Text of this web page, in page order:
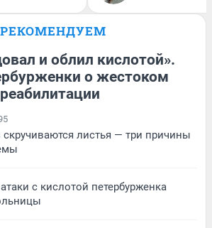
РЕКОМЕНДУЕМ
и облил кислотой».
о жестоком
листья — три причины
с кислотой петербурженка